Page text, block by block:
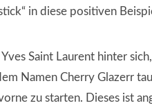
in diese positiven
Saint Laurent hinter
Namen Cherry Glazerr
zu starten. Dieses ist